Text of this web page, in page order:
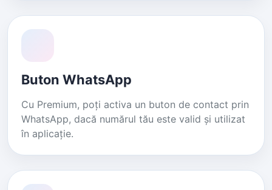
Buton WhatsApp
Cu Premium, poți activa un buton de contact prin
WhatsApp, dacă numărul tău este valid și utilizat
în aplicație.